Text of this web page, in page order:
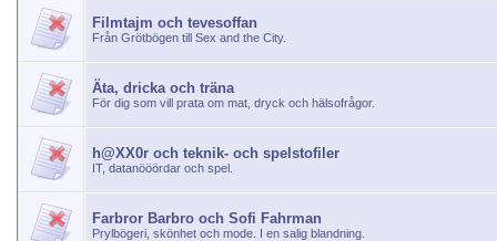
Filmtajm och tevesoffan
Från Grötbögen till Sex and the City.
Äta, dricka och träna
För dig som vill prata om mat, dryck och hälsofrågor.
h@XX0r och teknik- och spelstofiler
IT, datanööördar och spel.
Farbror Barbro och Sofi Fahrman
Prylbögeri, skönhet och mode. I en salig blandning.